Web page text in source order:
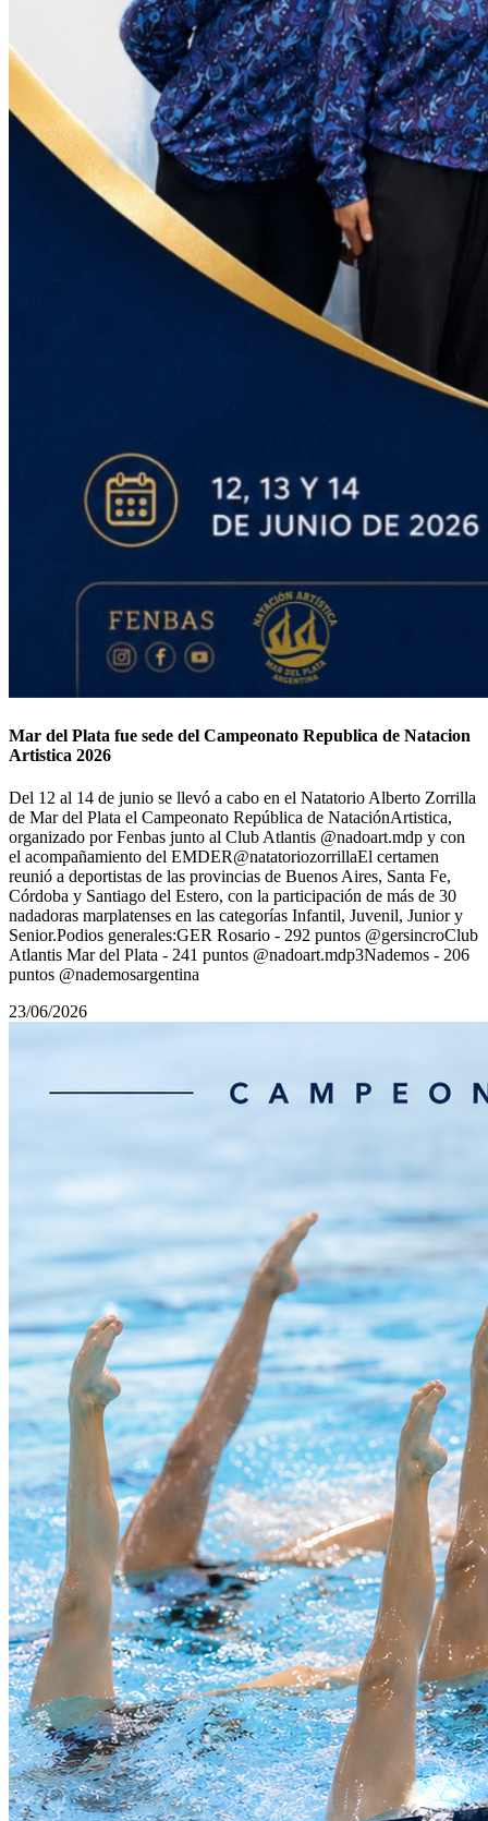
Mar del Plata fue sede del Campeonato Republica de Natacion
Artistica 2026
Del 12 al 14 de junio se llevó a cabo en el Natatorio Alberto Zorrilla
de Mar del Plata el Campeonato República de NataciónArtistica,
organizado por Fenbas junto al Club Atlantis @nadoart.mdp y con
el acompañamiento del EMDER@natatoriozorrillaEl certamen
reunió a deportistas de las provincias de Buenos Aires, Santa Fe,
Córdoba y Santiago del Estero, con la participación de más de 30
nadadoras marplatenses en las categorías Infantil, Juvenil, Junior y
Senior.Podios generales:GER Rosario - 292 puntos @gersincroClub
Atlantis Mar del Plata - 241 puntos @nadoart.mdp3Nademos - 206
puntos @nademosargentina
23/06/2026